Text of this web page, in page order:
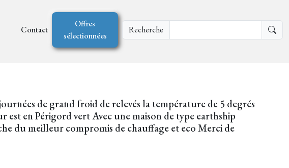
Contact
Offres
sélectionnées
Recherche
de grand froid de relevés la température de 5 degrés
est en Périgord vert Avec une maison de type earthship
du meilleur compromis de chauffage et eco Merci de